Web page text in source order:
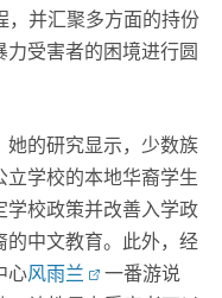
，并汇聚多方面的持份
受害者的困境进行圆
她的研究显示，少数族
立学校的本地华裔学生
学校政策并改善入学政
的中文教育。此外，经
心风雨兰
一番游说